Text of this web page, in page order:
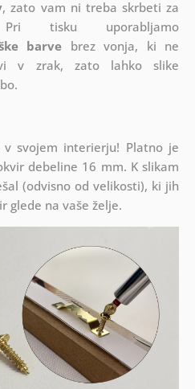
, zato vam ni treba skrbeti za
tisku uporabljamo
barve brez vonja, ki ne
v zrak, zato lahko slike
svojem interierju! Platno je
debeline 16 mm. K slikam
(odvisno od velikosti), ki jih
glede na vaše želje.